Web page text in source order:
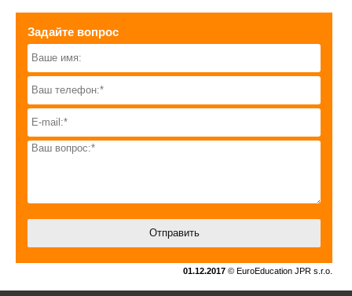
Задайте вопрос
01.12.2017 © EuroEducation JPR s.r.o.